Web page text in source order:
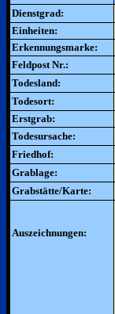
Dienstgrad:
Einheiten:
Erkennungsmarke:
Feldpost Nr.:
Todesland:
Todesort:
Erstgrab:
Todesursache:
Friedhof:
Grablage:
Grabstätte/Karte:
Auszeichnungen: